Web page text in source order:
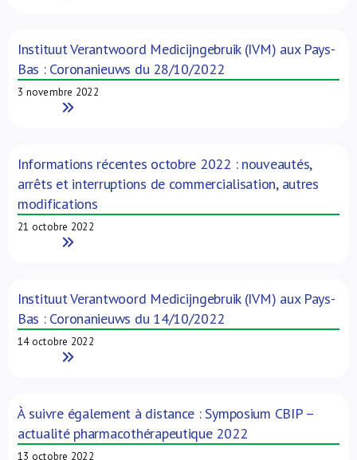
Instituut Verantwoord Medicijngebruik (IVM) aux Pays-
Bas : Coronanieuws du 28/10/2022
3 novembre 2022
Read More
Informations récentes octobre 2022 : nouveautés,
arrêts et interruptions de commercialisation, autres
modifications
21 octobre 2022
Read More
Instituut Verantwoord Medicijngebruik (IVM) aux Pays-
Bas : Coronanieuws du 14/10/2022
14 octobre 2022
Read More
À suivre également à distance : Symposium CBIP –
actualité pharmacothérapeutique 2022
13 octobre 2022